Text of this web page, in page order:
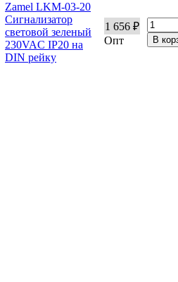
Zamel LKM-03-20
Сигнализатор
световой зеленый
230VAC IP20 на
DIN рейку
1 656 ₽
Опт